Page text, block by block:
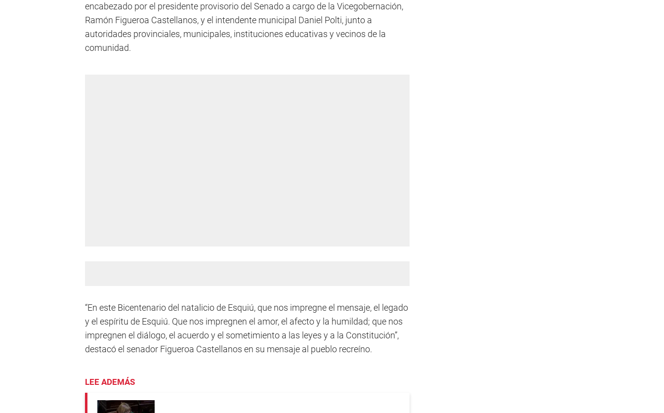
encabezado por el presidente provisorio del Senado a cargo de la Vicegobernación,
Ramón Figueroa Castellanos, y el intendente municipal Daniel Polti, junto a
autoridades provinciales, municipales, instituciones educativas y vecinos de la
comunidad.
“En este Bicentenario del natalicio de Esquiú, que nos impregne el mensaje, el legado
y el espíritu de Esquiú. Que nos impregnen el amor, el afecto y la humildad; que nos
impregnen el diálogo, el acuerdo y el sometimiento a las leyes y a la Constitución”,
destacó el senador Figueroa Castellanos en su mensaje al pueblo recreíno.
LEE ADEMÁS